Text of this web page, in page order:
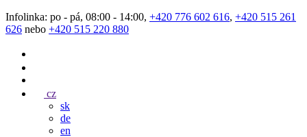
Infolinka: po - pá, 08:00 - 14:00, +420 776 602 616, +420 515 261
626 nebo +420 515 220 880
cz
sk
de
en